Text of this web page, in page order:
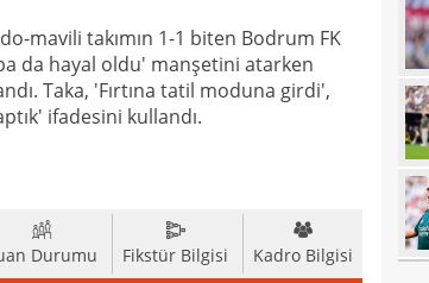
mavili takımın 1-1 biten Bodrum FK
da hayal oldu' manşetini atarken
Taka, 'Fırtına tatil moduna girdi',
ifadesini kullandı.
Durumu Fikstür Bilgisi Kadro Bilgisi